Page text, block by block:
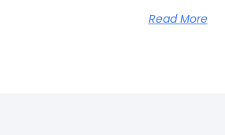
Read More